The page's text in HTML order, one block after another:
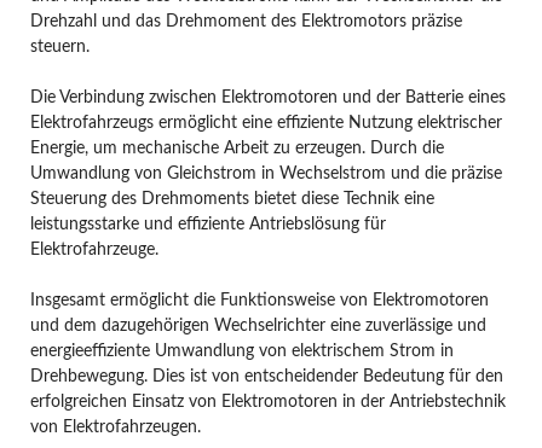
Drehzahl und das Drehmoment des Elektromotors präzise
steuern.
Die Verbindung zwischen Elektromotoren und der Batterie eines
Elektrofahrzeugs ermöglicht eine effiziente Nutzung elektrischer
Energie, um mechanische Arbeit zu erzeugen. Durch die
Umwandlung von Gleichstrom in Wechselstrom und die präzise
Steuerung des Drehmoments bietet diese Technik eine
leistungsstarke und effiziente Antriebslösung für
Elektrofahrzeuge.
Insgesamt ermöglicht die Funktionsweise von Elektromotoren
und dem dazugehörigen Wechselrichter eine zuverlässige und
energieeffiziente Umwandlung von elektrischem Strom in
Drehbewegung. Dies ist von entscheidender Bedeutung für den
erfolgreichen Einsatz von Elektromotoren in der Antriebstechnik
von Elektrofahrzeugen.